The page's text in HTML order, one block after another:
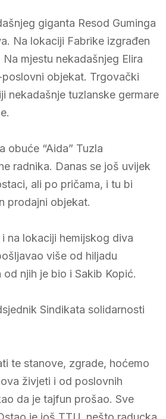
giganta Resod Guminga
Na lokaciji Fabrike izgrađen
mjestu nekadašnjeg Elira
objekat. Trgovački
nekadašnje tuzlanske germare
obuće “Aida” Tuzla
radnika. Danas se još uvijek
ali po pričama, i tu bi
prodajni objekat.
na lokaciji hemijskog diva
više od hiljadu
od njih je bio i Sakib Kopić.
Sindikata solidarnosti
te stanove, zgrade, hoćemo
živjeti i od poslovnih
da je tajfun prošao. Sve